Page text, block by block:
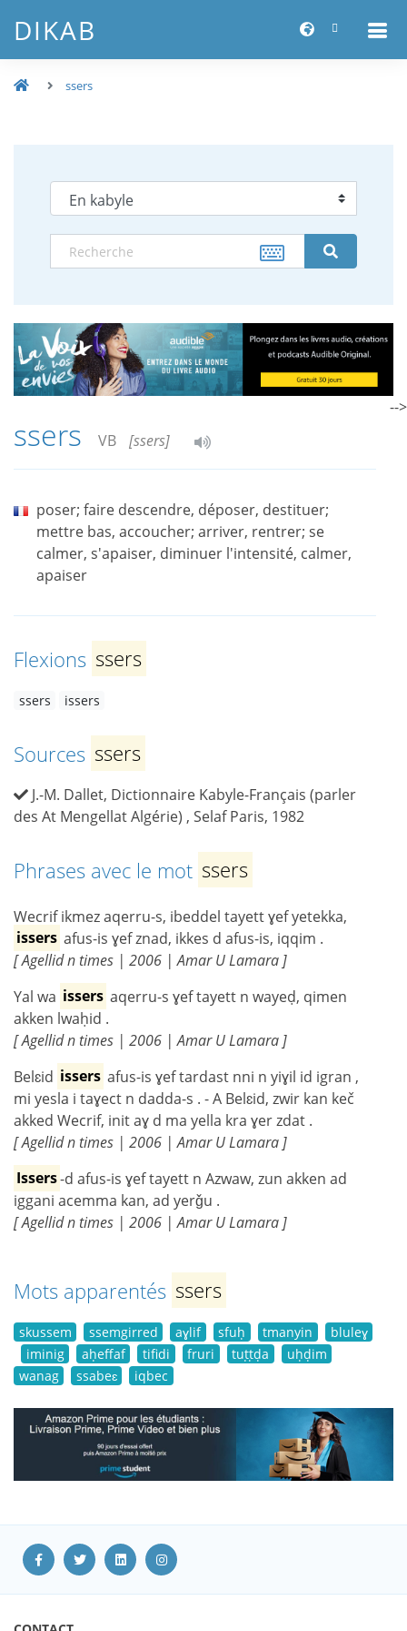
DIKAB
ssers
ssers VB [ssers]
poser; faire descendre, déposer, destituer;
mettre bas, accoucher; arriver, rentrer; se
calmer, s'apaiser, diminuer l'intensité, calmer,
apaiser
Flexions ssers
ssers issers
Sources ssers
J.-M. Dallet, Dictionnaire Kabyle-Français (parler
des At Mengellat Algérie) , Selaf Paris, 1982
Phrases avec le mot ssers
Wecrif ikmez aqerru-s, ibeddel tayett ɣef yetekka,
issers afus-is ɣef znad, ikkes d afus-is, iqqim .
[ Agellid n times | 2006 | Amar U Lamara ]
Yal wa issers aqerru-s ɣef tayett n wayeḍ, qimen
akken lwaḥid .
[ Agellid n times | 2006 | Amar U Lamara ]
Belɛid issers afus-is ɣef tardast nni n yiɣil id igran ,
mi yesla i taɣect n dadda-s . - A Belɛid, zwir kan keč
akked Wecrif, init aɣ d ma yella kra ɣer zdat .
[ Agellid n times | 2006 | Amar U Lamara ]
Issers-d afus-is ɣef tayett n Azwaw, zun akken ad
iggani acemma kan, ad yerǧu .
[ Agellid n times | 2006 | Amar U Lamara ]
Mots apparentés ssers
skussem ssemgirred aɣlif sfuḥ tmanyin
bluleɣ
iminig
aḥeffaf tifidi fruri tuṭṭḍa
uḥḍim
wanag
ssabeɛ iqbec
-->